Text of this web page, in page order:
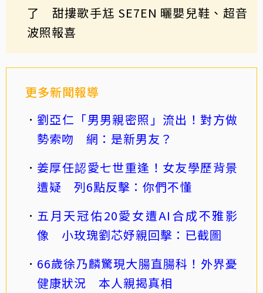
了 甜摟歌手尪 SE7EN 曬嬰兒鞋、超音
波照報喜
更多新聞報導
劉亞仁「男男親密照」流出！對方做
勢索吻 網：是新男友？
姜厚任認愛七世重逢！女友學歷背景
遭疑 列6點反擊：你們不懂
五月天冠佑20愛女遭AI合成不雅影
像 小玫瑰劉芯妤親回擊：已截圖
66歲徐乃麟驚現大腸直腸科！外界憂
健康狀況 本人親揭真相